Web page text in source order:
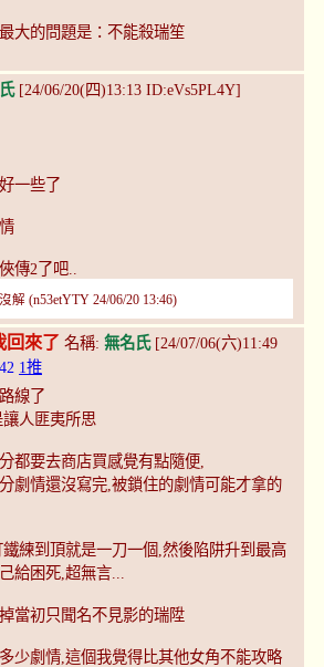
大的問題是：不能殺瑞笙
[24/06/20(四)13:13 ID:eVs5PL4Y]
一些了
傳2了吧..
解 (n53etYTY 24/06/20 13:46)
回來了 名稱: 無名氏[24/07/06(六)11:49
1推
線了
人匪夷所思
都要去商店買感覺有點隨便,
劇情還沒寫完,被鎖住的劇情可能才拿的
練到頂就是一刀一個,然後陷阱升到最高
給困死,超無言...
當初只聞名不見影的瑞陞
少劇情,這個我覺得比其他女角不能攻略